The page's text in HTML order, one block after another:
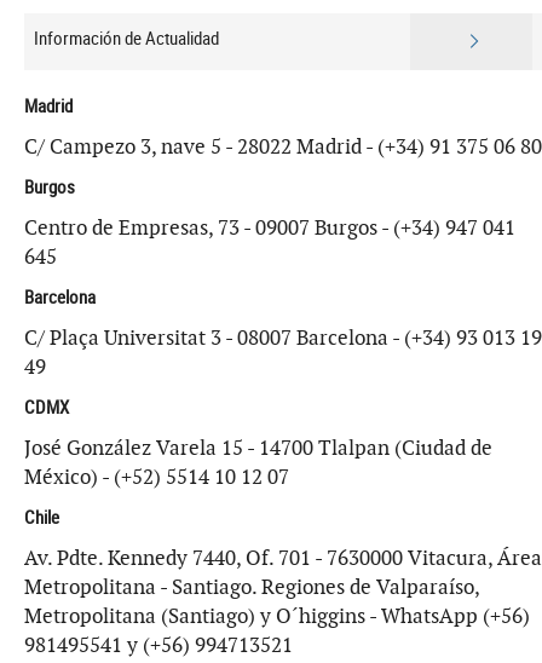
Información de Actualidad
Madrid
C/ Campezo 3, nave 5 - 28022 Madrid - (+34) 91 375 06 80
Burgos
Centro de Empresas, 73 - 09007 Burgos - (+34) 947 041
645
Barcelona
C/ Plaça Universitat 3 - 08007 Barcelona - (+34) 93 013 19
49
CDMX
José González Varela 15 - 14700 Tlalpan (Ciudad de
México) - (+52) 5514 10 12 07
Chile
Av. Pdte. Kennedy 7440, Of. 701 - 7630000 Vitacura, Área
Metropolitana - Santiago. Regiones de Valparaíso,
Metropolitana (Santiago) y O´higgins - WhatsApp (+56)
981495541 y (+56) 994713521